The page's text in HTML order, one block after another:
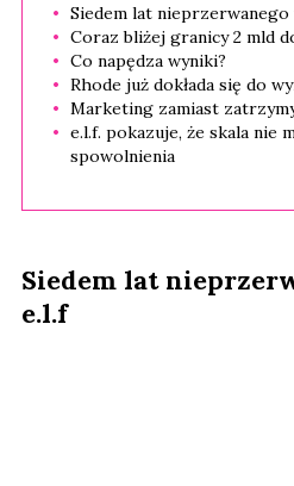
Siedem lat
Coraz bliżej granicy 2 mld
Co napędza wyniki?
Rhode już dokłada się do
Marketing zamiast
e.l.f. pokazuje, że skala nie
spowolnienia
Siedem lat
e.l.f